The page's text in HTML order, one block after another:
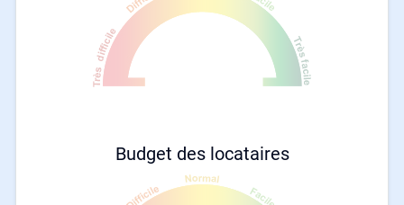
Budget des locataires